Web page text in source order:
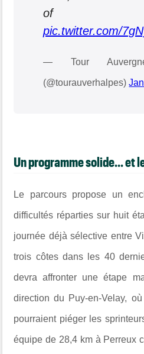
of
pic.twitter.com/
— Tour
(@tourauverhalpes)
Un programme solide... et
Le parcours propose un
difficultés réparties sur huit
journée déjà sélective entre
trois côtes dans les 40
devra affronter une étape
direction du Puy-en-Velay,
pourraient piéger les
équipe de 28,4 km à Perreux